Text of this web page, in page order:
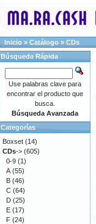
Inicio » Catálogo » CDs
Búsqueda Rápida
Use palabras clave para
encontrar el producto que
busca.
Búsqueda Avanzada
Categorías
Boxset (14)
CDs-> (605)
0-9 (1)
A (55)
B (46)
C (64)
D (25)
E (17)
F (24)